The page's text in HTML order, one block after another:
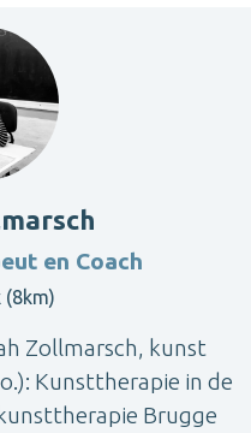
en Coach
(8km)
Zollmarsch, kunst
Kunsttherapie in de
Brugge